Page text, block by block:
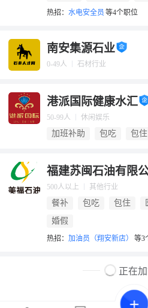
热招： 水电安全员 等4个职位
南安集源石业
0-49人 石材行业
港派国际健康水汇
50-99人 休闲娱乐
加班补助 包吃 包住
福建苏闽石油有限
500人以上 其他行业
餐补 包吃 包住
婚假
热招： 加油员（翔安新店） 等3
正在